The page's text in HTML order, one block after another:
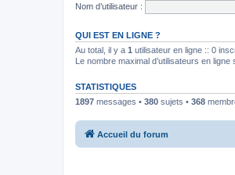
Nom d’utilisateur :
QUI EST EN LIGNE ?
Au total, il y a 1 utilisateur en ligne :: 0
Le nombre maximal d’utilisateurs en ligne
STATISTIQUES
1897 messages • 380 sujets • 368
Accueil du forum